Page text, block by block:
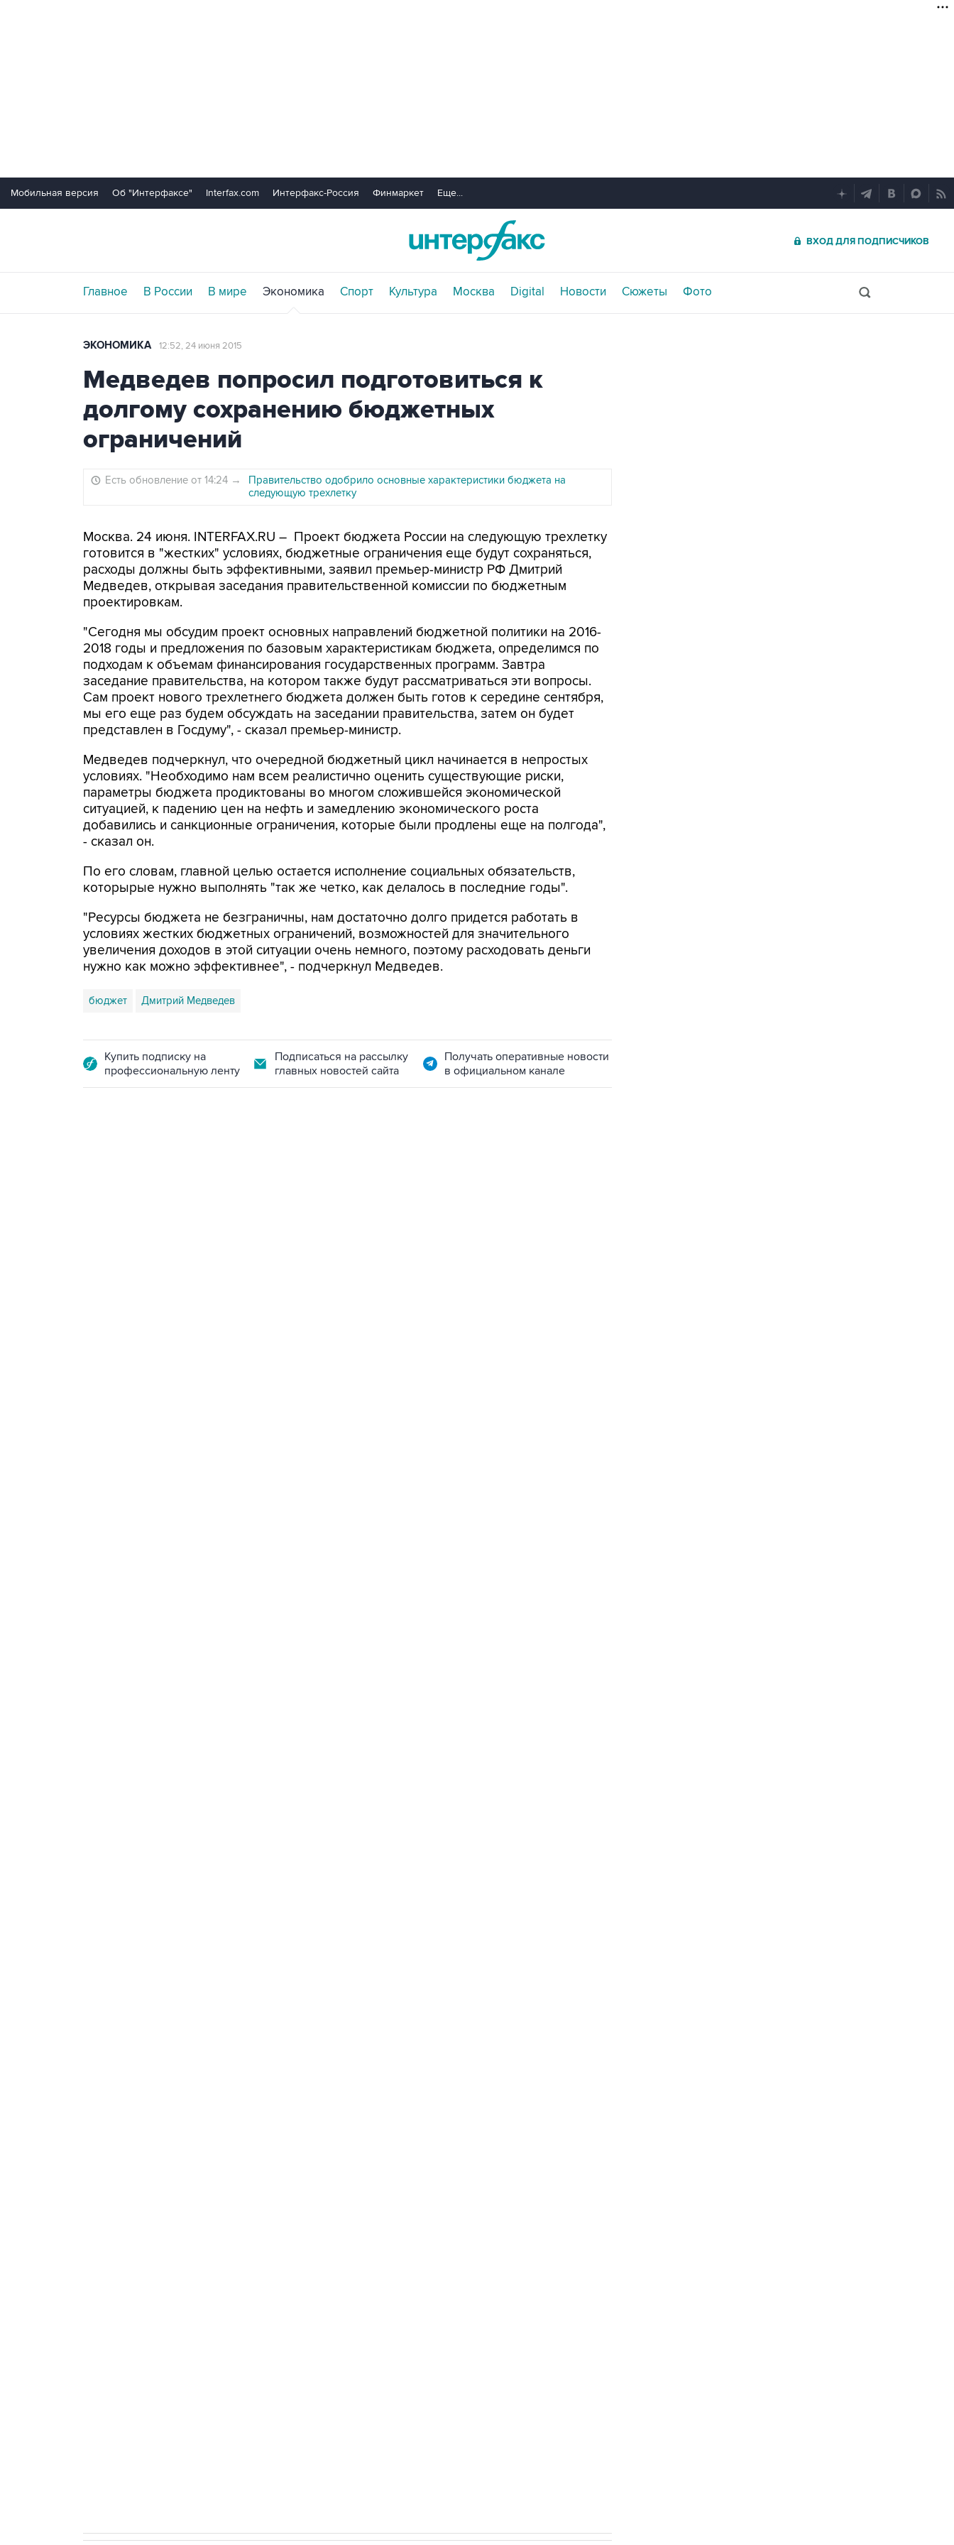
Мобильная версия Об "Интерфаксе" Interfax.com Интерфакс-Россия Финмаркет Еще...
ВХОД ДЛЯ ПОДПИСЧИКОВ
Главное В России В мире Экономика Спорт Культура Москва Digital Новости Сюжеты Фото
ЭКОНОМИКА 12:52, 24 июня 2015
Медведев попросил подготовиться к
долгому сохранению бюджетных
ограничений
Есть обновление от 14:24 →
Правительство одобрило основные характеристики бюджета на
следующую трехлетку
Москва. 24 июня. INTERFAX.RU – Проект бюджета России на следующую трехлетку
готовится в "жестких" условиях, бюджетные ограничения еще будут сохраняться,
расходы должны быть эффективными, заявил премьер-министр РФ Дмитрий
Медведев, открывая заседания правительственной комиссии по бюджетным
проектировкам.
"Сегодня мы обсудим проект основных направлений бюджетной политики на 2016-
2018 годы и предложения по базовым характеристикам бюджета, определимся по
подходам к объемам финансирования государственных программ. Завтра
заседание правительства, на котором также будут рассматриваться эти вопросы.
Сам проект нового трехлетнего бюджета должен быть готов к середине сентября,
мы его еще раз будем обсуждать на заседании правительства, затем он будет
представлен в Госдуму", - сказал премьер-министр.
Медведев подчеркнул, что очередной бюджетный цикл начинается в непростых
условиях. "Необходимо нам всем реалистично оценить существующие риски,
параметры бюджета продиктованы во многом сложившейся экономической
ситуацией, к падению цен на нефть и замедлению экономического роста
добавились и санкционные ограничения, которые были продлены еще на полгода",
- сказал он.
По его словам, главной целью остается исполнение социальных обязательств,
которырые нужно выполнять "так же четко, как делалось в последние годы".
"Ресурсы бюджета не безграничны, нам достаточно долго придется работать в
условиях жестких бюджетных ограничений, возможностей для значительного
увеличения доходов в этой ситуации очень немного, поэтому расходовать деньги
нужно как можно эффективнее", - подчеркнул Медведев.
бюджет Дмитрий Медведев
Купить подписку на
профессиональную ленту
Подписаться на рассылку
главных новостей сайта
Получать оперативные новости
в официальном канале